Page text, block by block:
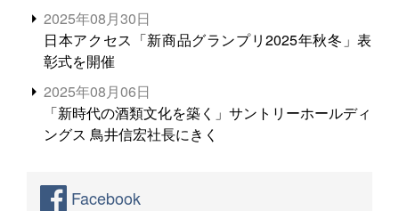
2025年08月30日
日本アクセス「新商品グランプリ2025年秋冬」表
彰式を開催
2025年08月06日
「新時代の酒類文化を築く」サントリーホールディ
ングス 鳥井信宏社長にきく
Facebook